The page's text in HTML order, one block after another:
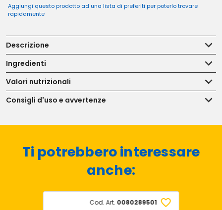
Aggiungi questo prodotto ad una lista di preferiti per poterlo trovare
rapidamente
Descrizione
Ingredienti
Valori nutrizionali
Consigli d'uso e avvertenze
Ti potrebbero interessare
anche:
Cod. Art. 0080289501